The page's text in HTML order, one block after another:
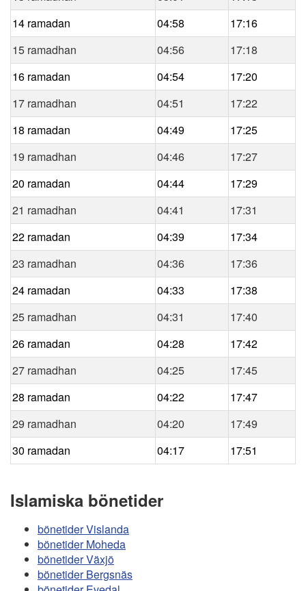
14 ramadan
04:58
17:16
15 ramadhan
04:56
17:18
16 ramadan
04:54
17:20
17 ramadhan
04:51
17:22
18 ramadan
04:49
17:25
19 ramadhan
04:46
17:27
20 ramadan
04:44
17:29
21 ramadhan
04:41
17:31
22 ramadan
04:39
17:34
23 ramadhan
04:36
17:36
24 ramadan
04:33
17:38
25 ramadhan
04:31
17:40
26 ramadan
04:28
17:42
27 ramadhan
04:25
17:45
28 ramadan
04:22
17:47
29 ramadhan
04:20
17:49
30 ramadan
04:17 17:51
Islamiska bönetider
bönetider Vislanda
bönetider Moheda
bönetider Växjö
bönetider Bergsnäs